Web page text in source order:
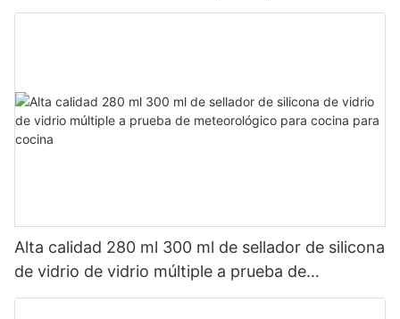
baño de cocina
Alta calidad 280 ml 300 ml de sellador de silicona
de vidrio de vidrio múltiple a prueba de
meteorológico para cocina para cocina